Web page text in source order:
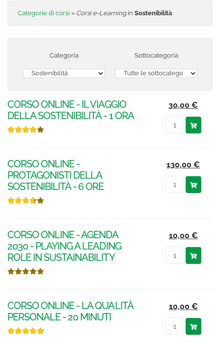
Categorie di corsi » Corsi e-Learningin Sostenibilità
Categoria Sottocategoria
CORSO ONLINE - IL VIAGGIO
DELLA SOSTENIBILITÀ - 1 ORA
30,00 €
CORSO ONLINE -
PROTAGONISTI DELLA
SOSTENIBILITÀ - 6 ORE
130,00 €
CORSO ONLINE - AGENDA
2030 - PLAYING A LEADING
ROLE IN SUSTAINABILITY
10,00 €
CORSO ONLINE - LA QUALITÀ
PERSONALE - 20 MINUTI
10,00 €